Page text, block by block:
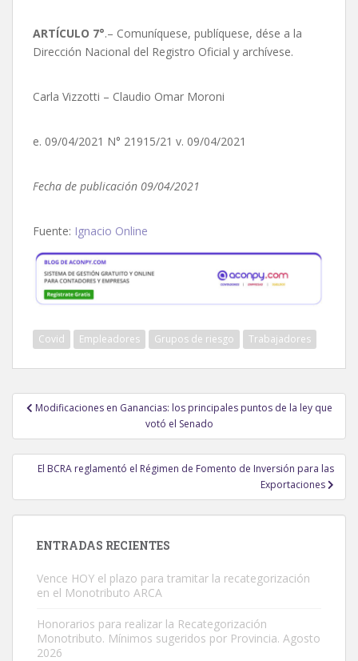
ARTÍCULO 7°.– Comuníquese, publíquese, dése a la
Dirección Nacional del Registro Oficial y archívese.
Carla Vizzotti – Claudio Omar Moroni
e. 09/04/2021 N° 21915/21 v. 09/04/2021
Fecha de publicación 09/04/2021
Fuente: Ignacio Online
Covid Empleadores Grupos de riesgo Trabajadores
Navegación
entradas
Modificaciones en Ganancias: los principales puntos de la ley que
votó el Senado
El BCRA reglamentó el Régimen de Fomento de Inversión para las
Exportaciones
ENTRADAS RECIENTES
Vence HOY el plazo para tramitar la recategorización
en el Monotributo ARCA
Honorarios para realizar la Recategorización
Monotributo. Mínimos sugeridos por Provincia. Agosto
2026